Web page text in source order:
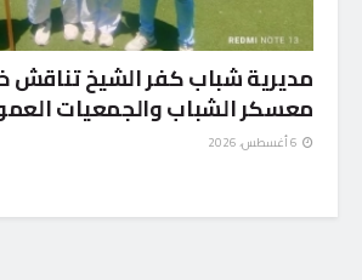
مديرية شباب كفر الشيخ تناقش
معسكر الشباب والجمعيات